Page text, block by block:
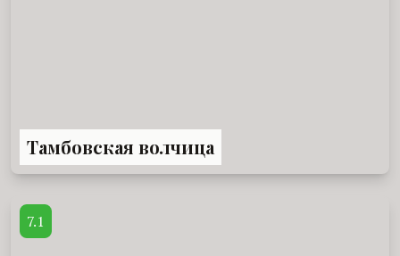
Тамбовская волчица
7.1